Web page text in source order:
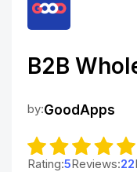
B2B
by:GoodApps
Rating:5Reviews:22